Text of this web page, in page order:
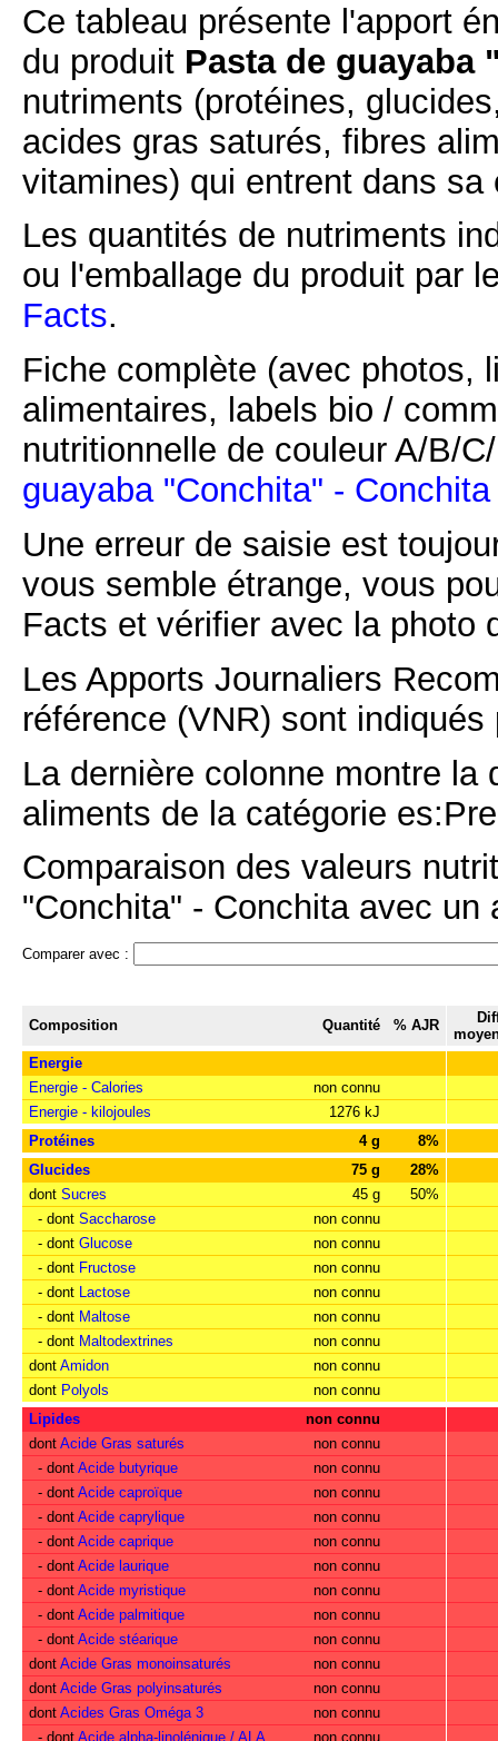
Ce tableau présente l'apport
du produit Pasta de guayaba
nutriments (protéines,
acides gras saturés, fibres
vitamines) qui entrent dans sa
Les quantités de nutriments
ou l'emballage du produit par
Facts.
Fiche complète (avec photos,
alimentaires, labels bio /
nutritionnelle de couleur A/B/
guayaba "Conchita" - Conchita
Une erreur de saisie est
vous semble étrange, vous
Facts et vérifier avec la photo
Les Apports Journaliers
référence (VNR) sont
La dernière colonne montre
aliments de la catégorie
Comparaison des valeurs
"Conchita" - Conchita avec
Comparer avec :
Composition Quantité % AJR
Energie
Energie - Calories
non connu
Energie - kilojoules
1276 kJ
Protéines
4 g
8%
Glucides
75 g
28%
dont Sucres 45 g
50%
- dont Saccharose
non connu
- dont Glucose
non connu
- dont Fructose
non connu
- dont Lactose
non connu
- dont Maltose
non connu
- dont Maltodextrines
non connu
dont Amidon
non connu
dont Polyols
non connu
Lipides
non connu
dont Acide Gras saturés
non connu
- dont Acide butyrique
non connu
- dont Acide caproïque
non connu
- dont Acide caprylique
non connu
- dont Acide caprique
non connu
- dont Acide laurique
non connu
- dont Acide myristique
non connu
- dont Acide palmitique
non connu
- dont Acide stéarique
non connu
dont Acide Gras monoinsaturés
non connu
dont Acide Gras polyinsaturés
non connu
dont Acides Gras Oméga 3
non connu
- dont Acide alpha-linolénique / ALA non connu